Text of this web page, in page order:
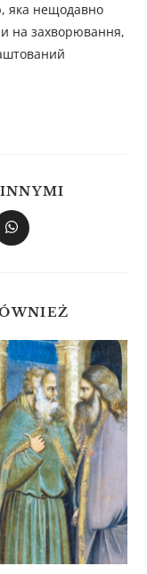
яка нещодавно
на захворювання,